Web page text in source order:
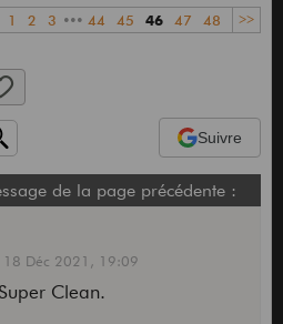
1 2 3 ••• 44 45 46 47 48 >>
Suivre
de la page précédente :
18 Déc 2021, 19:09
Clean.